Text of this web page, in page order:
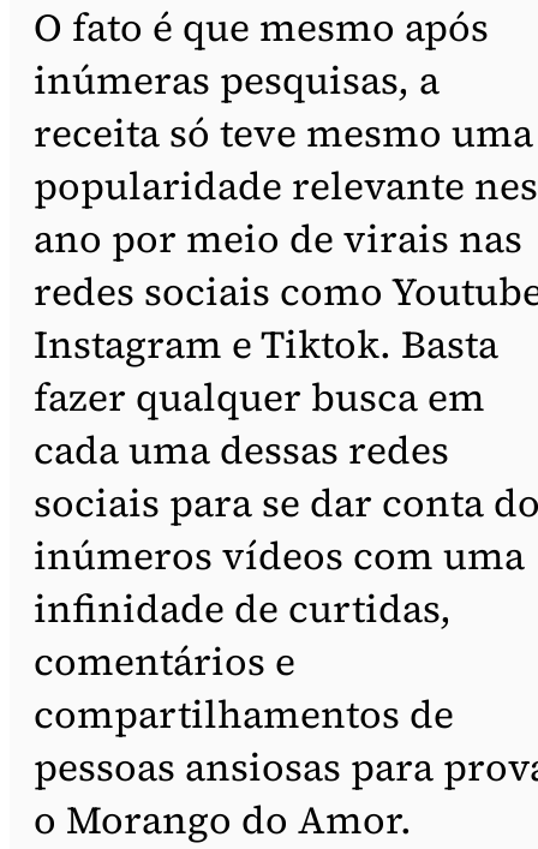
O fato é que mesmo após
inúmeras pesquisas, a
receita só teve mesmo uma
popularidade relevante
ano por meio de virais nas
redes sociais como
Instagram e Tiktok. Basta
fazer qualquer busca em
cada uma dessas redes
sociais para se dar conta
inúmeros vídeos com uma
infinidade de curtidas,
comentários e
compartilhamentos de
pessoas ansiosas para
o Morango do Amor.